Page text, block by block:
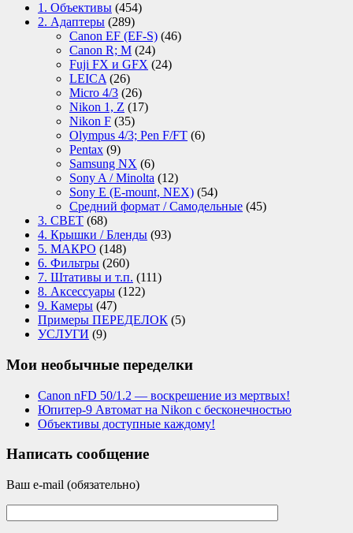
1. Объективы (454)
2. Адаптеры (289)
Canon EF (EF-S) (46)
Canon R; M (24)
Fuji FX и GFX (24)
LEICA (26)
Micro 4/3 (26)
Nikon 1, Z (17)
Nikon F (35)
Olympus 4/3; Pen F/FT (6)
Pentax (9)
Samsung NX (6)
Sony A / Minolta (12)
Sony E (E-mount, NEX) (54)
Средний формат / Самодельные (45)
3. СВЕТ (68)
4. Крышки / Бленды (93)
5. МАКРО (148)
6. Фильтры (260)
7. Штативы и т.п. (111)
8. Аксессуары (122)
9. Камеры (47)
Примеры ПЕРЕДЕЛОК (5)
УСЛУГИ (9)
Мои необычные переделки
Canon nFD 50/1.2 — воскрешение из мертвых!
Юпитер-9 Автомат на Nikon с бесконечностью
Объективы доступные каждому!
Написать сообщение
Ваш e-mail (обязательно)